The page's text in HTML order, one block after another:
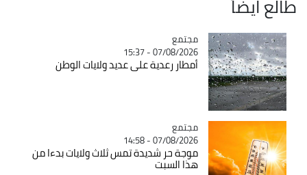
Catégorie
مجتمع
07/08/2026 - 15:37
أمطار رعدية على عديد ولايات الوطن
Catégorie
مجتمع
07/08/2026 - 14:58
موجة حر شديدة تمس ثلاث ولايات بدءا من
هذا السبت